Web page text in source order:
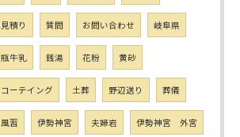
見積り 質問 お問い合わせ 岐阜県
瓶牛乳 銭湯 花粉 黄砂
コーテイング 土葬 野辺送り 葬儀
風習 伊勢神宮 夫婦岩 伊勢神宮 外宮